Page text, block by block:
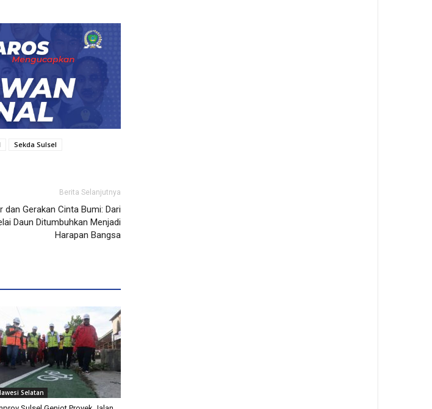
Sekda Sulsel
Berita Selanjutnya
dan Gerakan Cinta Bumi: Dari
Daun Ditumbuhkan Menjadi
Harapan Bangsa
Selatan